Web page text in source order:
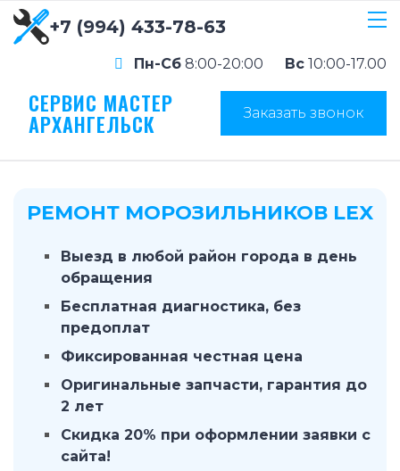
+7 (994) 433-78-63
Пн-Сб 8:00-20:00 Вс 10:00-17.00
СЕРВИС МАСТЕР
АРХАНГЕЛЬСК Заказать звонок
РЕМОНТ МОРОЗИЛЬНИКОВ LEX
Выезд в любой район города в день
обращения
Бесплатная диагностика, без
предоплат
Фиксированная честная цена
Оригинальные запчасти, гарантия до
2 лет
Скидка 20% при оформлении заявки с
сайта!